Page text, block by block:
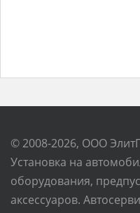
© 2008-2026, ООО
Установка на
оборудования,
аксессуаров.